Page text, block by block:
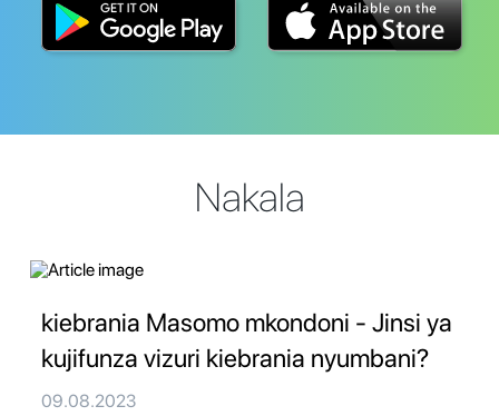
Nakala
kiebrania Masomo mkondoni - Jinsi ya
kujifunza vizuri kiebrania nyumbani?
09.08.2023